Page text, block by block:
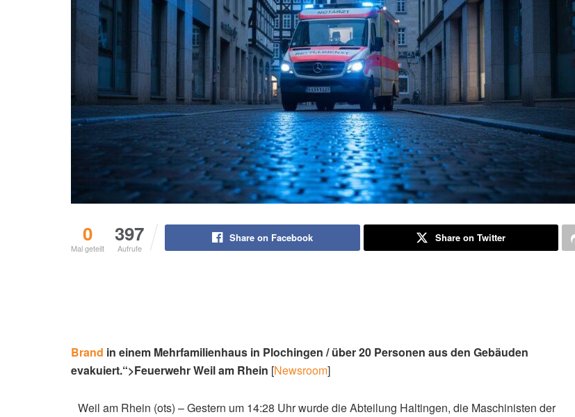
0
Mal geteilt
397
Aufrufe
Share on Facebook Share on Twitter
Brand in einem Mehrfamilienhaus in Plochingen / über 20 Personen aus den Gebäuden
evakuiert.“>Feuerwehr Weil am Rhein [Newsroom]
Weil am Rhein (ots) – Gestern um 14:28 Uhr wurde die Abteilung Haltingen, die Maschinisten der